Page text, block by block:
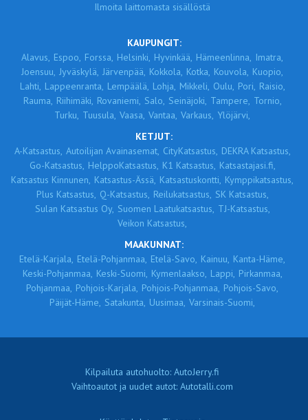
Ilmoita laittomasta sisällöstä
KAUPUNGIT:
Alavus, Espoo, Forssa, Helsinki, Hyvinkää, Hämeenlinna, Imatra,
Joensuu, Jyväskylä, Järvenpää, Kokkola, Kotka, Kouvola, Kuopio,
Lahti, Lappeenranta, Lempäälä, Lohja, Mikkeli, Oulu, Pori, Raisio,
Rauma, Riihimäki, Rovaniemi, Salo, Seinäjoki, Tampere, Tornio,
Turku, Tuusula, Vaasa, Vantaa, Varkaus, Ylöjärvi,
KETJUT:
A-Katsastus, Autoilijan Avainasemat, CityKatsastus, DEKRA Katsastus,
Go-Katsastus, HelppoKatsastus, K1 Katsastus, Katsastajasi.fi,
Katsastus Kinnunen, Katsastus-Ässä, Katsastuskontti, Kymppikatsastus,
Plus Katsastus, Q-Katsastus, Reilukatsastus, SK Katsastus,
Sulan Katsastus Oy, Suomen Laatukatsastus, TJ-Katsastus,
Veikon Katsastus,
MAAKUNNAT:
Etelä-Karjala, Etelä-Pohjanmaa, Etelä-Savo, Kainuu, Kanta-Häme,
Keski-Pohjanmaa, Keski-Suomi, Kymenlaakso, Lappi, Pirkanmaa,
Pohjanmaa, Pohjois-Karjala, Pohjois-Pohjanmaa, Pohjois-Savo,
Päijät-Häme, Satakunta, Uusimaa, Varsinais-Suomi,
Kilpailuta autohuolto: AutoJerry.fi
Vaihtoautot ja uudet autot: Autotalli.com